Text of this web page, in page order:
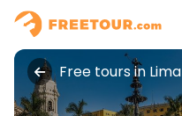
Free tours in Lima